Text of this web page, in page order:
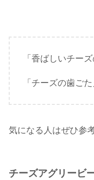
「香ばしいチー
「チーズの歯ご
気になる人はぜひ参
チーズアグリービ